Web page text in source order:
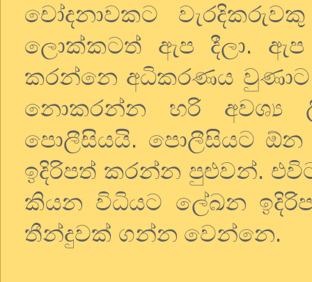
චෝදනාවකට
ලොක්කටත් ඇප දීලා.
කරන්නෙ අධිකරණය
නොකරන්න හරි අවශ්‍ය
පොලීසියයි. පොලීසියට
ඉදිරිපත් කරන්න පුළුවන්.
කියන විධියට ලේඛන
තීන්දුවක් ගන්න වෙන්නෙ.